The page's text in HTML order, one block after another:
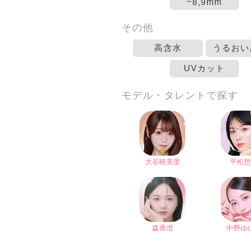
~8,9mm
その他
高含水 うるお
UVカット
モデル・タレントで探す